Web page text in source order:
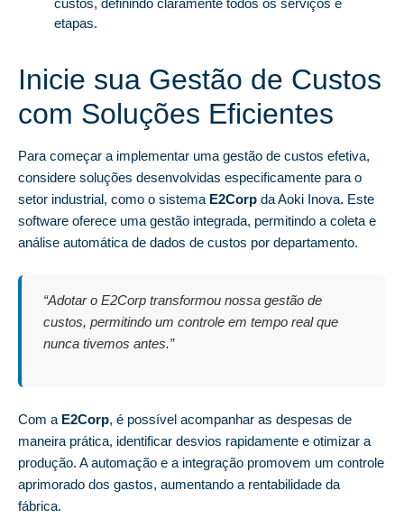
custos, definindo claramente todos os serviços e
etapas.
Inicie sua Gestão de Custos
com Soluções Eficientes
Para começar a implementar uma gestão de custos efetiva,
considere soluções desenvolvidas especificamente para o
setor industrial, como o sistema E2Corp da Aoki Inova. Este
software oferece uma gestão integrada, permitindo a coleta e
análise automática de dados de custos por departamento.
“Adotar o E2Corp transformou nossa gestão de
custos, permitindo um controle em tempo real que
nunca tivemos antes.”
Com a E2Corp, é possível acompanhar as despesas de
maneira prática, identificar desvios rapidamente e otimizar a
produção. A automação e a integração promovem um controle
aprimorado dos gastos, aumentando a rentabilidade da
fábrica.